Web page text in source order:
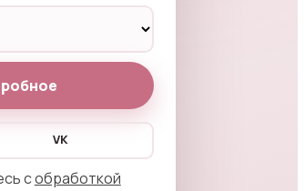
VK
собработкой